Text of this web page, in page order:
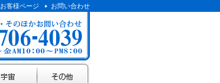
お客様ページ お問い合わせ